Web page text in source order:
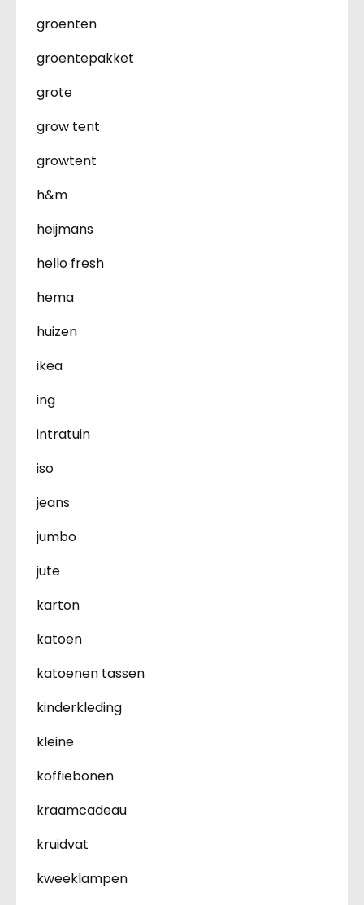
groenten
groentepakket
grote
grow tent
growtent
h&m
heijmans
hello fresh
hema
huizen
ikea
ing
intratuin
iso
jeans
jumbo
jute
karton
katoen
katoenen tassen
kinderkleding
kleine
koffiebonen
kraamcadeau
kruidvat
kweeklampen